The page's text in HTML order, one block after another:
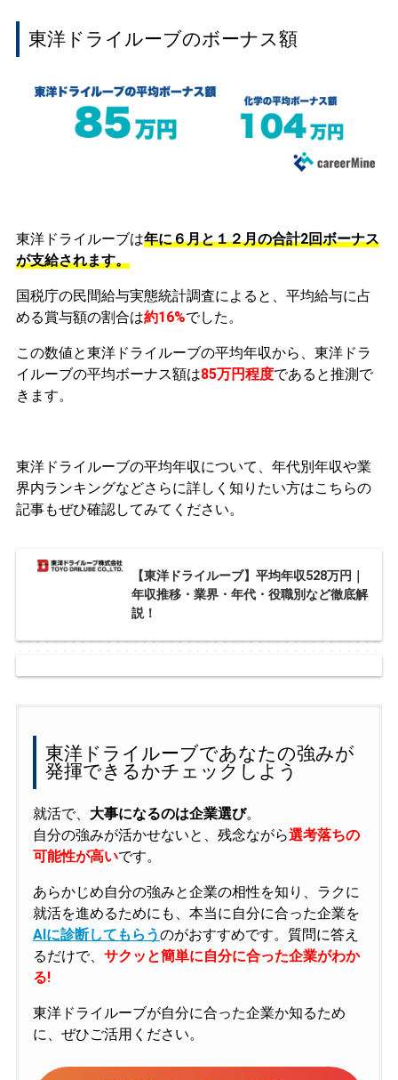
東洋ドライルーブのボーナス額
東洋ドライルーブは年に６月と１２月の合計2回ボーナス
が支給されます。
国税庁の民間給与実態統計調査によると、平均給与に占
める賞与額の割合は約16%でした。
この数値と東洋ドライルーブの平均年収から、東洋ドラ
イルーブの平均ボーナス額は85万円程度であると推測で
きます。
東洋ドライルーブの平均年収について、年代別年収や業
界内ランキングなどさらに詳しく知りたい方はこちらの
記事もぜひ確認してみてください。
【東洋ドライルーブ】平均年収528万円｜
年収推移・業界・年代・役職別など徹底解
説！
東洋ドライルーブであなたの強みが
発揮できるかチェックしよう
就活で、 大事になるのは企業選び。
自分の強みが活かせないと、残念ながら選考落ちの
可能性が高いです。
あらかじめ自分の強みと企業の相性を知り、ラクに
就活を進めるためにも、本当に自分に合った企業を
AIに診断してもらうのがおすすめです。質問に答え
るだけで、 サクッと簡単に自分に合った企業がわか
る!
東洋ドライルーブが自分に合った企業か知るため
に、ぜひご活用ください。